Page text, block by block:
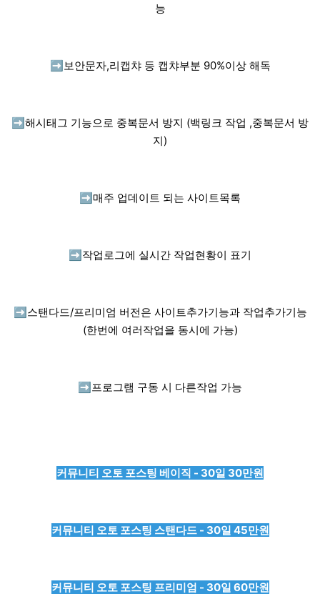
능
➡️ 보안문자,리캡챠 등 캡챠부분 90%이상 해독
➡️ 해시태그 기능으로 중복문서 방지 (백링크 작업 ,중복문서 방
지)
➡️ 매주 업데이트 되는 사이트목록
➡️ 작업로그에 실시간 작업현황이 표기
➡️ 스탠다드/프리미엄 버전은 사이트추가기능과 작업추가기능
(한번에 여러작업을 동시에 가능)
➡️ 프로그램 구동 시 다른작업 가능
커뮤니티 오토 포스팅 베이직 - 30일 30만원
커뮤니티 오토 포스팅 스탠다드 - 30일 45만원
커뮤니티 오토 포스팅 프리미엄 - 30일 60만원